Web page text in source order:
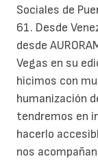
Sociales de
61. Desde
desde
Vegas en su
hicimos con
humanización
tendremos en
hacerlo
nos